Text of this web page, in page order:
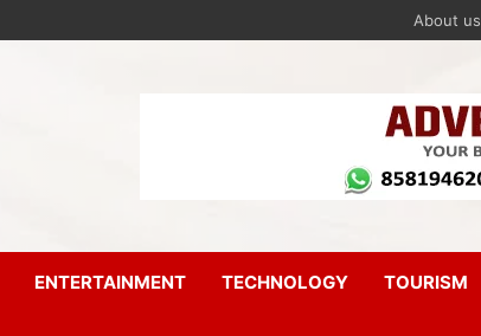
About us
ENTERTAINMENT TECHNOLOGY TOURISM